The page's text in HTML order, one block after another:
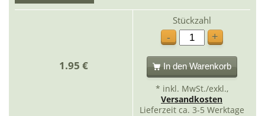
1.95 €
Stückzahl
-
+
In den Warenkorb
* inkl. MwSt./exkl.,
Versandkosten
Lieferzeit ca. 3-5 Werktage